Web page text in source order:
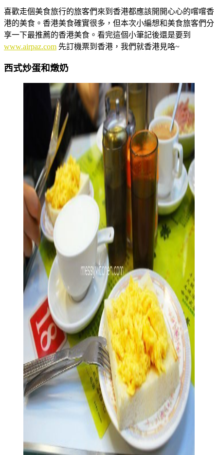
喜歡走個美食旅行的旅客們來到香港都應該開開心心的嚐嚐香
港的美食。香港美食確實很多，但本次小編想和美食旅客們分
享一下最推薦的香港美食。看完這個小筆記後還是要到
www.airpaz.com 先訂機票到香港，我們就香港見咯~
西式炒蛋和燉奶